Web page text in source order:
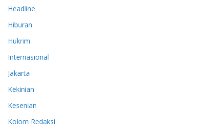
Headline
Hiburan
Hukrim
Internasional
Jakarta
Kekinian
Kesenian
Kolom Redaksi